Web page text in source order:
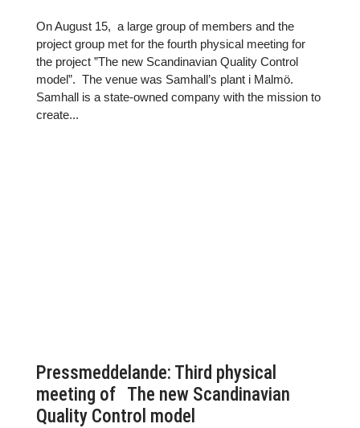
On August 15, a large group of members and the
project group met for the fourth physical meeting for
the project ”The new Scandinavian Quality Control
model”. The venue was Samhall’s plant i Malmö.
Samhall is a state-owned company with the mission to
create...
Pressmeddelande: Third physical
meeting of The new Scandinavian
Quality Control model